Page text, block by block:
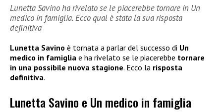
Lunetta Savino ha rivelato se le piacerebbe tornare in Un
medico in famiglia. Ecco qual è stata la sua risposta
definitiva
Lunetta Savino è tornata a parlar del successo di Un
medico in famiglia e ha rivelato se le piacerebbe tornare
in una possibile nuova stagione. Ecco la risposta
definitiva.
Lunetta Savino e Un medico in famiglia